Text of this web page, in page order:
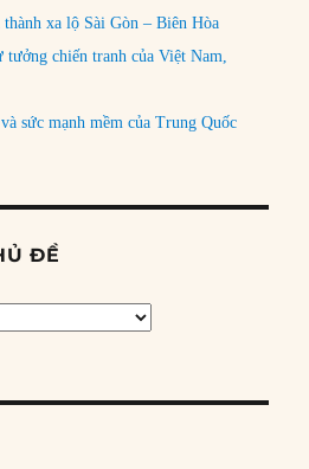
xa lộ Sài Gòn – Biên Hòa
chiến tranh của Việt Nam,
sức mạnh mềm của Trung Quốc
ĐỀ